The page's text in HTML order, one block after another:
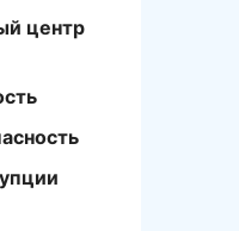
центр